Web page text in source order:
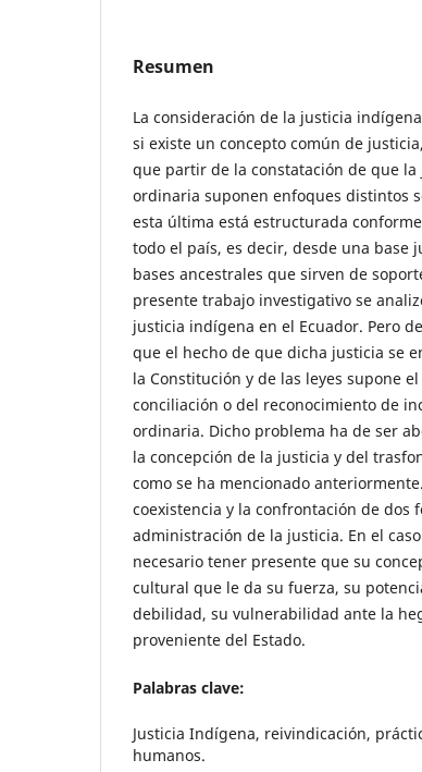
Resumen
La consideración de la justicia
si existe un concepto común de
que partir de la constatación de que
ordinaria suponen enfoques distintos
esta última está estructurada
todo el país, es decir, desde una base
bases ancestrales que sirven de
presente trabajo investigativo se
justicia indígena en el Ecuador. Pero
que el hecho de que dicha justicia se
la Constitución y de las leyes supone
conciliación o del reconocimiento de
ordinaria. Dicho problema ha de ser
la concepción de la justicia y del
como se ha mencionado
coexistencia y la confrontación de dos
administración de la justicia. En el
necesario tener presente que su
cultural que le da su fuerza, su
debilidad, su vulnerabilidad ante la
proveniente del Estado.
Palabras clave:
Justicia Indígena, reivindicación,
humanos.